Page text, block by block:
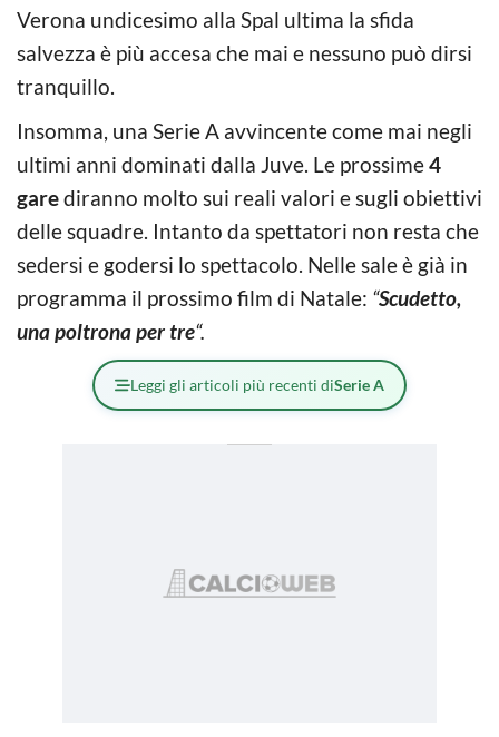
Verona undicesimo alla Spal ultima la sfida
salvezza è più accesa che mai e nessuno può dirsi
tranquillo.
Insomma, una Serie A avvincente come mai negli
ultimi anni dominati dalla Juve. Le prossime4
garediranno molto sui reali valori e sugli obiettivi
delle squadre. Intanto da spettatori non resta che
sedersi e godersi lo spettacolo. Nelle sale è già in
programma il prossimo film di Natale: “Scudetto,
una poltrona per tre“.
Leggi gli articoli più recenti diSerie A